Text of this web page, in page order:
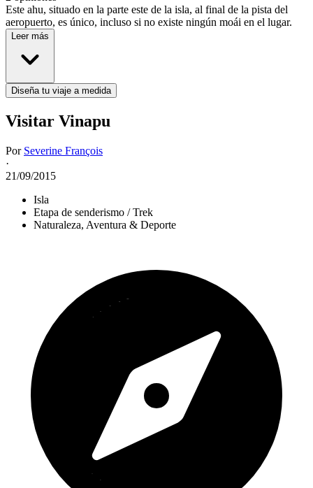
Este ahu, situado en la parte este de la isla, al final de la pista del
aeropuerto, es único, incluso si no existe ningún moái en el lugar.
Leer más
Diseña tu viaje a medida
Visitar Vinapu
Por Severine François
·
21/09/2015
Isla
Etapa de senderismo / Trek
Naturaleza, Aventura & Deporte